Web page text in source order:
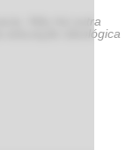
Não há outra
educação ideológica